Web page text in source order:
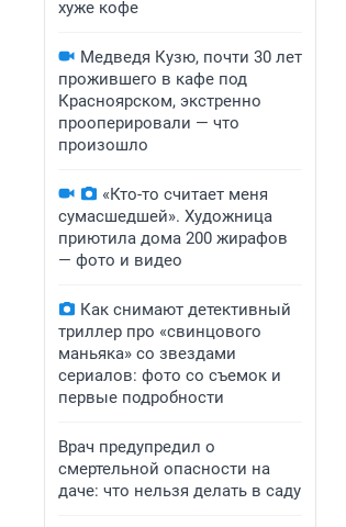
хуже кофе
Медведя Кузю, почти 30 лет
прожившего в кафе под
Красноярском, экстренно
прооперировали — что
произошло
«Кто-то считает меня
сумасшедшей». Художница
приютила дома 200 жирафов
— фото и видео
Как снимают детективный
триллер про «свинцового
маньяка» со звездами
сериалов: фото со съемок и
первые подробности
Врач предупредил о
смертельной опасности на
даче: что нельзя делать в саду